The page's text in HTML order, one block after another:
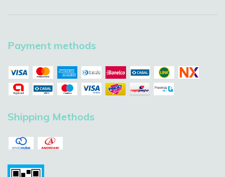
Payment methods
Shipping Methods